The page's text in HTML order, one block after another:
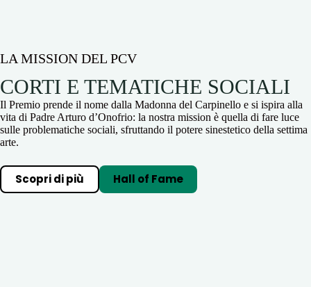
LA MISSION DEL PCV
CORTI E TEMATICHE SOCIALI
Il Premio prende il nome dalla Madonna del Carpinello e si ispira alla
vita di Padre Arturo d’Onofrio: la nostra mission è quella di fare luce
sulle problematiche sociali, sfruttando il potere sinestetico della settima
arte.
Scopri di più Hall of Fame